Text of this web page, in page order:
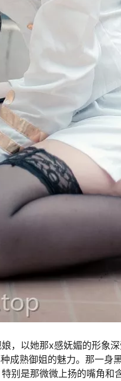
，以她那x感妩媚的形象
成熟御姐的魅力。那一身
别是那微微上扬的嘴角